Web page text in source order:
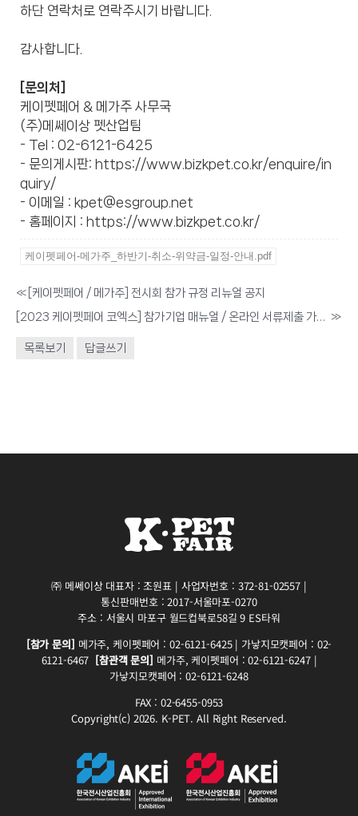
하단 연락처로 연락주시기 바랍니다.
감사합니다.
[문의처]
케이펫페어 & 메가주 사무국
(주)메쎄이상 펫산업팀
- Tel : 02-6121-6425
- 문의게시판: https://www.bizkpet.co.kr/enquire/in
quiry/
- 이메일 : kpet@esgroup.net
- 홈페이지 : https://www.bizkpet.co.kr/
케이펫페어-메가주_하반기-취소-위약금-일정-안내.pdf
« [케이펫페어 / 메가주] 전시회 참가 규정 리뉴얼 공지
[2023 케이펫페어 코엑스] 참가기업 매뉴얼 / 온라인 서류제출 가이드 안내 »
목록보기 답글쓰기
㈜ 메쎄이상 대표자 : 조원표 | 사업자번호 : 372-81-02557 |
통신판매번호 : 2017-서울마포-0270
주소 : 서울시 마포구 월드컵북로58길 9 ES타워
[참가 문의] 메가주, 케이펫페어 : 02-6121-6425 | 가낳지모캣페어 : 02-
6121-6467 [참관객 문의] 메가주, 케이펫페어 : 02-6121-6247 |
가낳지모캣페어 : 02-6121-6248
FAX : 02-6455-0953
Copyright(c) 2026. K-PET. All Right Reserved.